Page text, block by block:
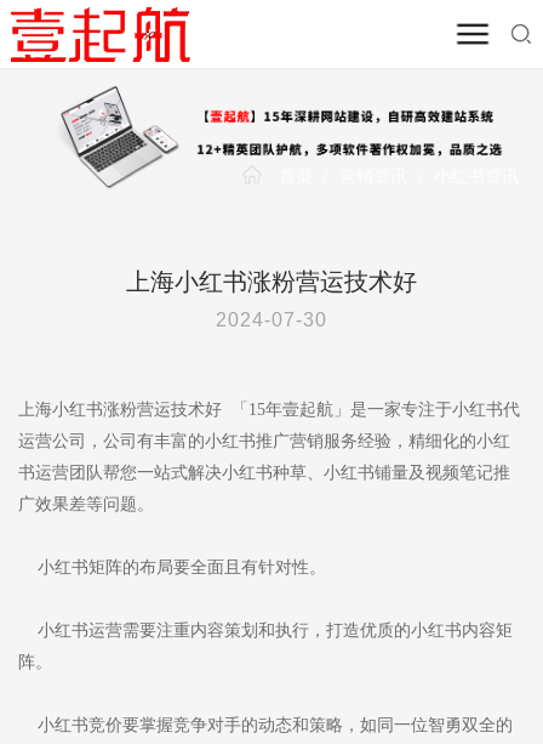
上海小红书涨粉营运技术好
2024-07-30
上海小红书涨粉营运技术好 「15年壹起航」是一家专注于小红书代
运营公司，公司有丰富的小红书推广营销服务经验，精细化的小红
书运营团队帮您一站式解决小红书种草、小红书铺量及视频笔记推
广效果差等问题。
小红书矩阵的布局要全面且有针对性。
小红书运营需要注重内容策划和执行，打造优质的小红书内容矩
阵。
小红书竞价要掌握竞争对手的动态和策略，如同一位智勇双全的